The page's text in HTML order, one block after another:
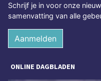
Schrijf je in voor onze
samenvatting van alle
Aanmelden
ONLINE DAGBLADEN